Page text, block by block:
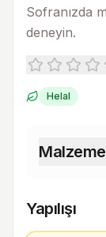
Sofranızda
deneyin.
Helal
Yapılışı